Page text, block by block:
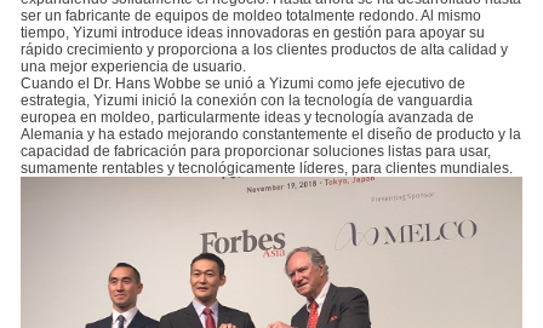
ser un fabricante de equipos de moldeo totalmente redondo. Al mismo
tiempo, Yizumi introduce ideas innovadoras en gestión para apoyar su
rápido crecimiento y proporciona a los clientes productos de alta calidad y
una mejor experiencia de usuario.
Cuando el Dr. Hans Wobbe se unió a Yizumi como jefe ejecutivo de
estrategia, Yizumi inició la conexión con la tecnología de vanguardia
europea en moldeo, particularmente ideas y tecnología avanzada de
Alemania y ha estado mejorando constantemente el diseño de producto y la
capacidad de fabricación para proporcionar soluciones listas para usar,
sumamente rentables y tecnológicamente líderes, para clientes mundiales.